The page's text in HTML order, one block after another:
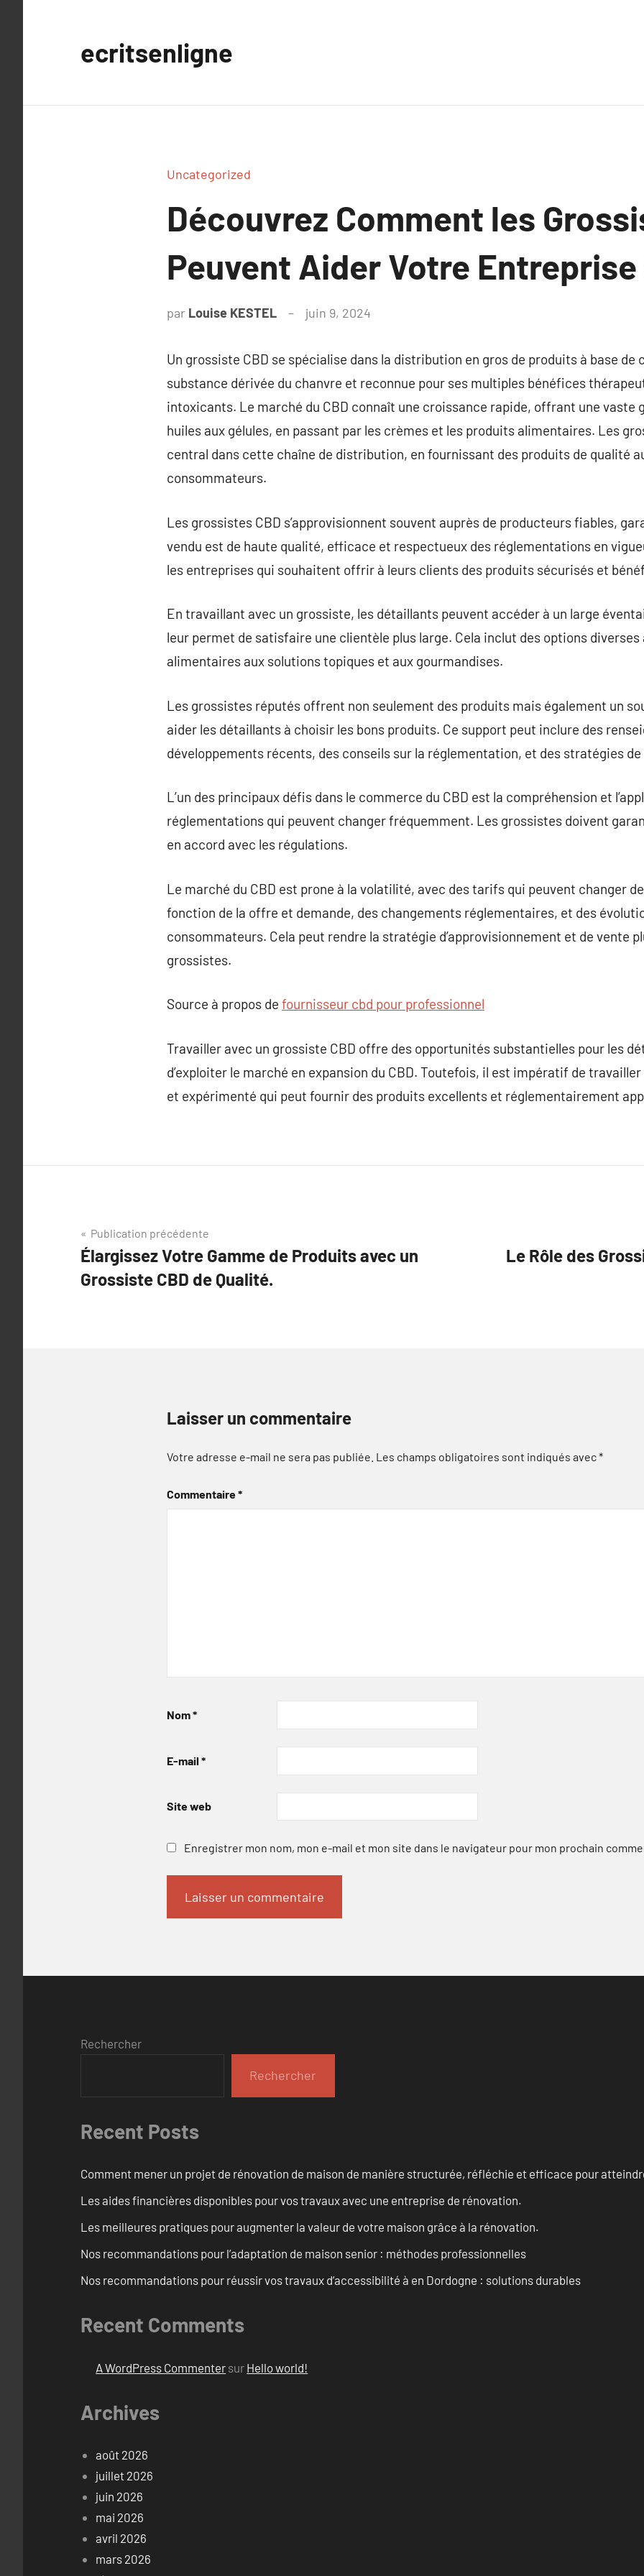
ecritsenligne
Uncategorized
Découvrez Comment les
Peuvent Aider Votre Entreprise
par Louise KESTEL juin 9, 2024
Un grossiste CBD se spécialise dans la distribution en gros de produits à base de
substance dérivée du chanvre et reconnue pour ses multiples bénéfices
intoxicants. Le marché du CBD connaît une croissance rapide, offrant une vaste
huiles aux gélules, en passant par les crèmes et les produits alimentaires. Les
central dans cette chaîne de distribution, en fournissant des produits de qualité
consommateurs.
Les grossistes CBD s’approvisionnent souvent auprès de producteurs fiables,
vendu est de haute qualité, efficace et respectueux des réglementations en
les entreprises qui souhaitent offrir à leurs clients des produits sécurisés et
En travaillant avec un grossiste, les détaillants peuvent accéder à un large
leur permet de satisfaire une clientèle plus large. Cela inclut des options
alimentaires aux solutions topiques et aux gourmandises.
Les grossistes réputés offrent non seulement des produits mais également un
aider les détaillants à choisir les bons produits. Ce support peut inclure des
développements récents, des conseils sur la réglementation, et des stratégies
L’un des principaux défis dans le commerce du CBD est la compréhension et
réglementations qui peuvent changer fréquemment. Les grossistes doivent
en accord avec les régulations.
Le marché du CBD est prone à la volatilité, avec des tarifs qui peuvent changer
fonction de la offre et demande, des changements réglementaires, et des
consommateurs. Cela peut rendre la stratégie d’approvisionnement et de vente
grossistes.
Source à propos de fournisseur cbd pour professionnel
Travailler avec un grossiste CBD offre des opportunités substantielles pour les
d’exploiter le marché en expansion du CBD. Toutefois, il est impératif de
et expérimenté qui peut fournir des produits excellents et réglementairement
Navigation
de
l’article
Publication précédente
Élargissez Votre Gamme de Produits avec un
Grossiste CBD de Qualité.
Le Rôle des
Laisser un commentaire
Votre adresse e-mail ne sera pas publiée. Les champs obligatoires sont indiqués avec*
Commentaire*
Nom*
E-mail *
Site web
Enregistrer mon nom, mon e-mail et mon site dans le navigateur pour mon prochain
Rechercher
Rechercher
Recent Posts
Comment mener un projet de rénovation de maison de manière structurée, réfléchie et efficace pour
Les aides financières disponibles pour vos travaux avec une entreprise de rénovation.
Les meilleures pratiques pour augmenter la valeur de votre maison grâce à la rénovation.
Nos recommandations pour l’adaptation de maison senior : méthodes professionnelles
Nos recommandations pour réussir vos travaux d’accessibilité à en Dordogne : solutions durables
Recent Comments
A WordPress Commenter sur Hello world!
Archives
août 2026
juillet 2026
juin 2026
mai 2026
avril 2026
mars 2026